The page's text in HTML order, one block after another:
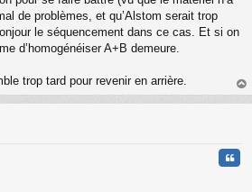
de problèmes, et qu’Alstom serait trop
le séquencement dans ce cas. Et si on
d’homogénéiser A+B demeure.
trop tard pour revenir en arrière.
au